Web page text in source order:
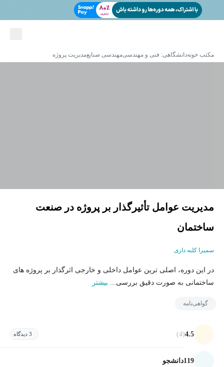
مکتب خونهدانشگاهی: فنی و مهندسیمهندسی صنایعمدیریت پروژه
مدیریت عوامل تأثیرگذار بر پروژه در صنعت
ساختمان
سمیرا کلبه داری
در این دوره، اصلی ترین عوامل داخلی و خارجی اثرگذار بر پروژه های
ساختمانی به صورت دقیق بررسی... بیشتر
گواهی‌نامه
4.5
(4) 3 دیدگاه
119دانشجو